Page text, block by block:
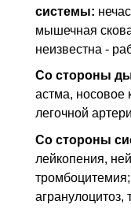
системы:
мышечная
неизвестна -
Со стороны
астма, носовое
легочной
Со стороны
лейкопения,
тромбоцитемия;
агранулоцитоз,